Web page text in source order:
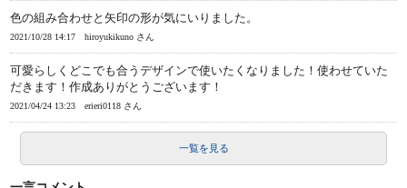
色の組み合わせと矢印の形が気にいりました。
2021/10/28 14:17 hiroyukikuno さん
可愛らしくどこでも合うデザインで使いたくなりました！使わせていた
だきます！作成ありがとうございます！
2021/04/24 13:23 erieri0118 さん
一覧を見る